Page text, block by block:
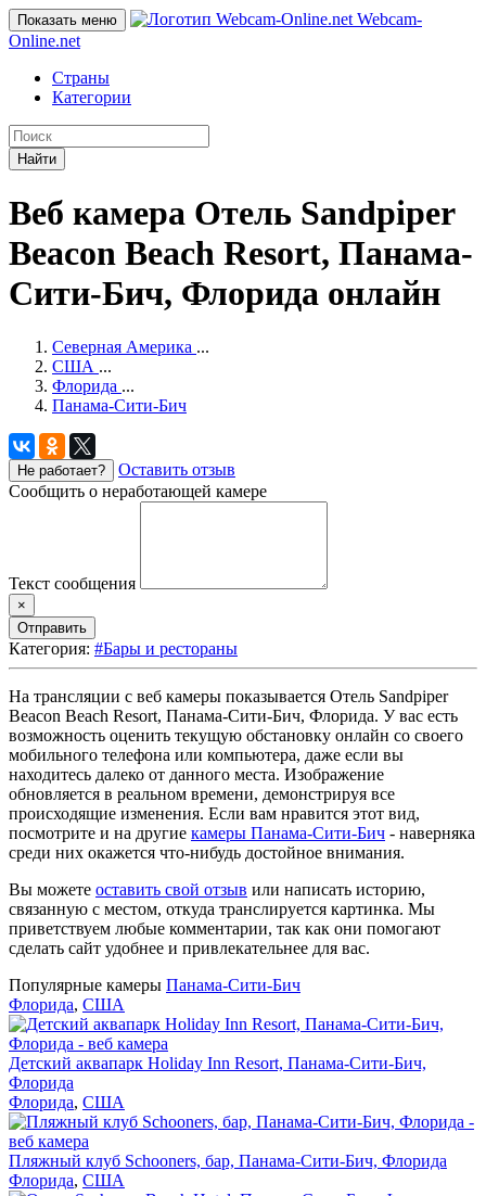
Показать меню
Webcam-
Online.net
Страны
Категории
Найти
Веб камера Отель Sandpiper
Beacon Beach Resort, Панама-
Сити-Бич, Флорида онлайн
Северная Америка ...
США ...
Флорида ...
Панама-Сити-Бич
Не работает?
Оставить отзыв
Сообщить о неработающей камере
Текст сообщения
×
Отправить
Категория: #Бары и рестораны
На трансляции с веб камеры показывается Отель Sandpiper
Beacon Beach Resort, Панама-Сити-Бич, Флорида. У вас есть
возможность оценить текущую обстановку онлайн со своего
мобильного телефона или компьютера, даже если вы
находитесь далеко от данного места. Изображение
обновляется в реальном времени, демонстрируя все
происходящие изменения. Если вам нравится этот вид,
посмотрите и на другие камеры Панама-Сити-Бич - наверняка
среди них окажется что-нибудь достойное внимания.
Вы можете оставить свой отзыв или написать историю,
связанную с местом, откуда транслируется картинка. Мы
приветствуем любые комментарии, так как они помогают
сделать сайт удобнее и привлекательнее для вас.
Популярные камеры Панама-Сити-Бич
Флорида, США
Детский аквапарк Holiday Inn Resort, Панама-Сити-Бич,
Флорида
Флорида, США
Пляжный клуб Schooners, бар, Панама-Сити-Бич, Флорида
Флорида, США